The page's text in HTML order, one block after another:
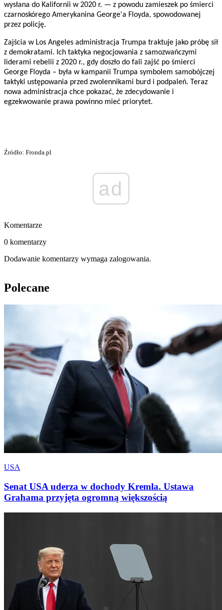
wysłana do Kalifornii w 2020 r. — z powodu zamieszek po śmierci
czarnoskórego Amerykanina George'a Floyda, spowodowanej
przez policję.
Zajścia w Los Angeles administracja Trumpa traktuje jako próbę sił
z demokratami. Ich taktyka negocjowania z samozwańczymi
liderami rebelii z 2020 r., gdy doszło do fali zajść po śmierci
George Floyda – była w kampanii Trumpa symbolem samobójczej
taktyki ustępowania przed zwolennikami burd i podpaleń. Teraz
nowa administracja chce pokazać, że zdecydowanie i
egzekwowanie prawa powinno mieć priorytet.
Źródło: Fronda.pl
ad
Komentarze
0 komentarzy
Dodawanie komentarzy wymaga zalogowania.
Polecane
USA
Senat USA uderza w dochody Kremla. Ustawa
Grahama przyjęta ogromną większością